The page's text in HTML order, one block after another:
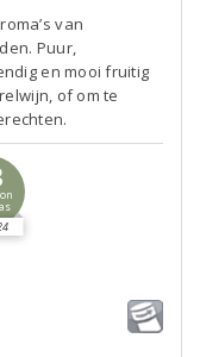
van
Puur,
en mooi fruitig
of om te